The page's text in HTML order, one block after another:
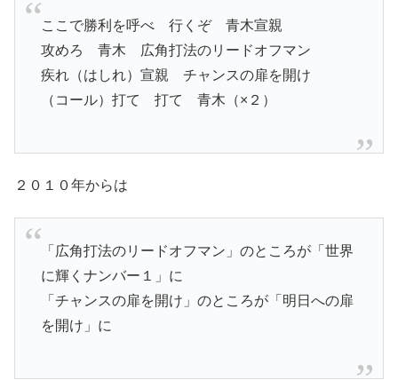
ここで勝利を呼べ 行くぞ 青木宣親
攻めろ 青木 広角打法のリードオフマン
疾れ（はしれ）宣親 チャンスの扉を開け
（コール）打て 打て 青木（×２）
２０１０年からは
「広角打法のリードオフマン」のところが「世界
に輝くナンバー１」に
「チャンスの扉を開け」のところが「明日への扉
を開け」に